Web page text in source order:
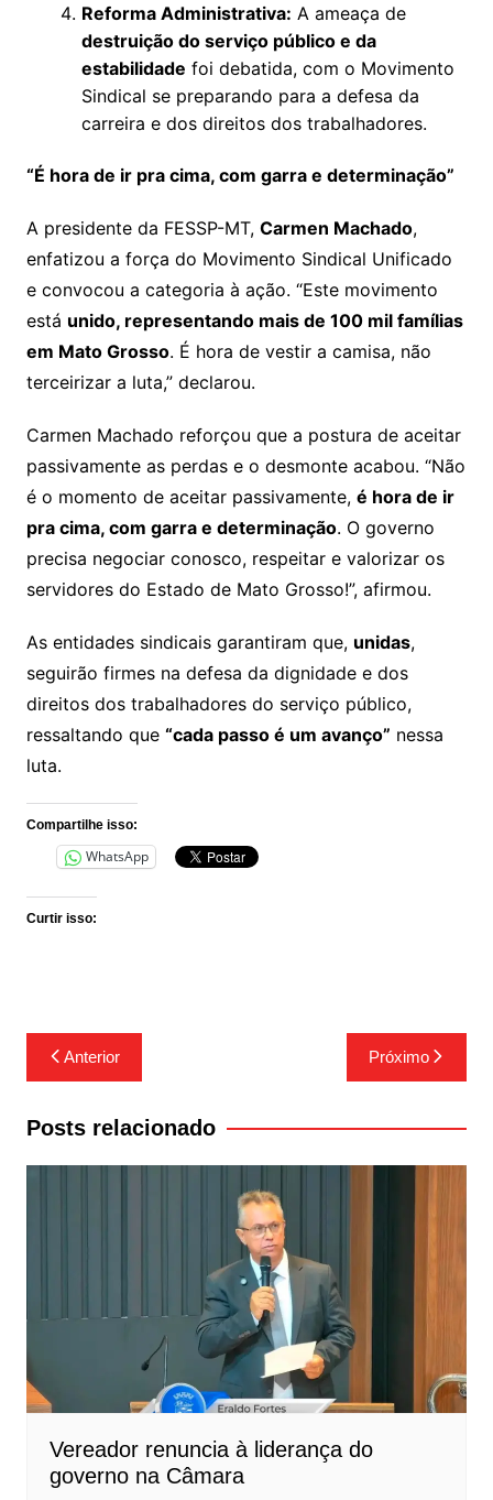
Reforma Administrativa: A ameaça de
destruição do serviço público e da
estabilidade foi debatida, com o Movimento
Sindical se preparando para a defesa da
carreira e dos direitos dos trabalhadores.
“É hora de ir pra cima, com garra e determinação”
A presidente da FESSP-MT, Carmen Machado,
enfatizou a força do Movimento Sindical Unificado
e convocou a categoria à ação. “Este movimento
está unido, representando mais de 100 mil famílias
em Mato Grosso. É hora de vestir a camisa, não
terceirizar a luta,” declarou.
Carmen Machado reforçou que a postura de aceitar
passivamente as perdas e o desmonte acabou. “Não
é o momento de aceitar passivamente, é hora de ir
pra cima, com garra e determinação. O governo
precisa negociar conosco, respeitar e valorizar os
servidores do Estado de Mato Grosso!”, afirmou.
As entidades sindicais garantiram que, unidas,
seguirão firmes na defesa da dignidade e dos
direitos dos trabalhadores do serviço público,
ressaltando que “cada passo é um avanço” nessa
luta.
Compartilhe isso:
WhatsApp
Curtir isso:
Navegação
de
Post
Anterior Próximo
Posts relacionado
Vereador renuncia à liderança do
governo na Câmara